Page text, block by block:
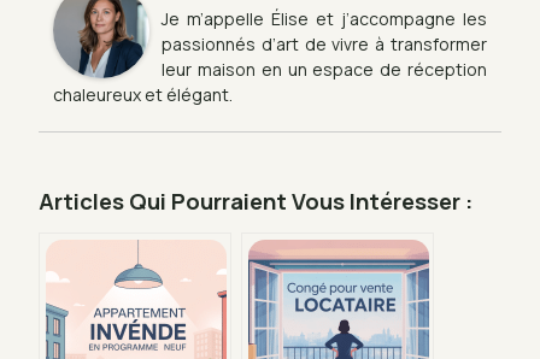
Je m’appelle Élise et j’accompagne les
passionnés d’art de vivre à transformer
leur maison en un espace de réception
chaleureux et élégant.
Articles Qui Pourraient Vous Intéresser :